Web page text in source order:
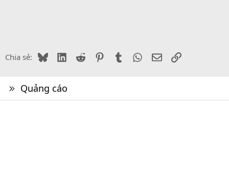
Chia sẻ: BlueskyLinkedIn
Reddit PinterestTumblr WhatsApp
EmailLink
Quảng cáo